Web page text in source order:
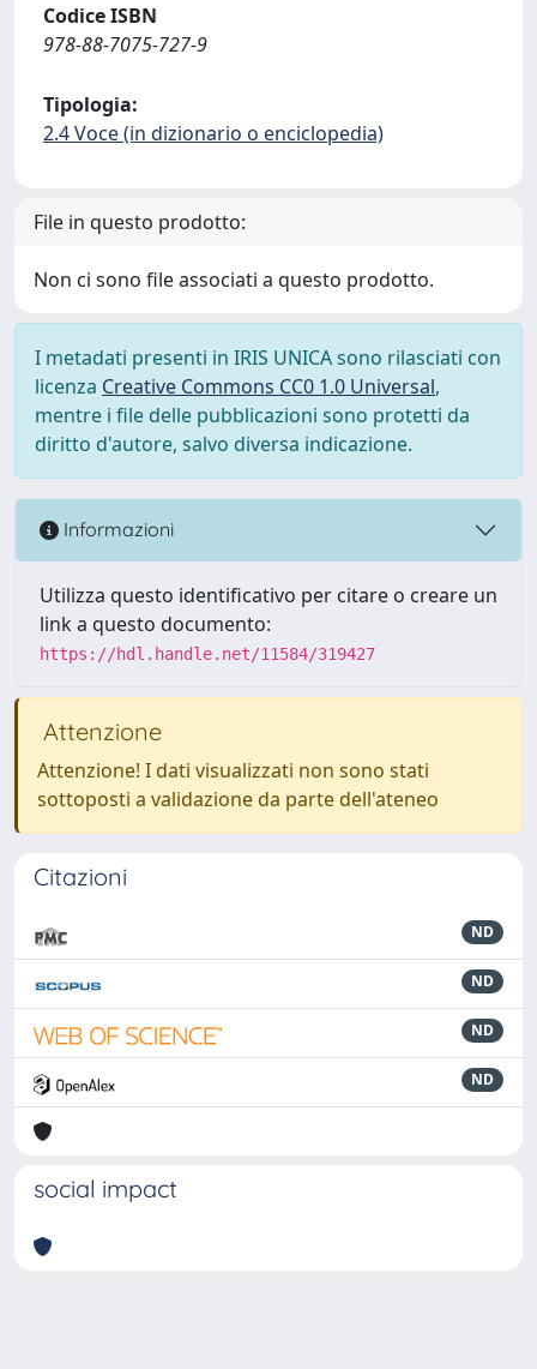
Codice ISBN
978-88-7075-727-9
Tipologia:
2.4 Voce (in dizionario o enciclopedia)
File in questo prodotto:
Non ci sono file associati a questo prodotto.
I metadati presenti in IRIS UNICA sono rilasciati con
licenza Creative Commons CC0 1.0 Universal,
mentre i file delle pubblicazioni sono protetti da
diritto d'autore, salvo diversa indicazione.
Informazioni
Utilizza questo identificativo per citare o creare un
link a questo documento:
https://hdl.handle.net/11584/319427
Attenzione
Attenzione! I dati visualizzati non sono stati
sottoposti a validazione da parte dell'ateneo
Citazioni
ND
ND
ND
ND
social impact